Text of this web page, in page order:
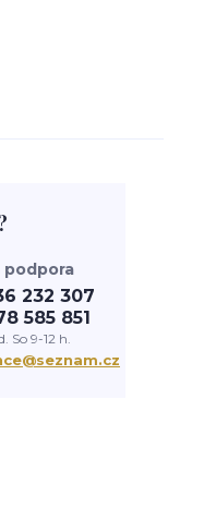
podpora
232 307
585 851
So 9-12 h.